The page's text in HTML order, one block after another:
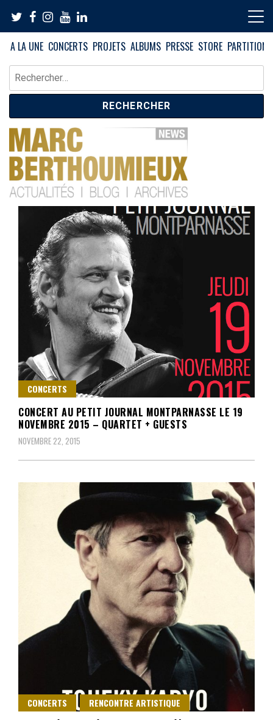
content
A LA UNE CONCERTS PROJETS ALBUMS PRESSE STORE PARTITIONS
Rechercher :
Blog Marc Berthoumieux
News – Blog – Archives
CONCERTS
CONCERT AU PETIT JOURNAL MONTPARNASSE LE 19
NOVEMBRE 2015 – QUARTET + GUESTS
NOVEMBRE 22, 2015
CONCERTS RENCONTRE ARTISTIQUE